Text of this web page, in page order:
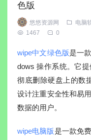
色版
悠悠资源网 电脑
1467
0
wipe中文绿色版是一
dows 操作系统。它
彻底删除硬盘上的数
设计注重安全性和易
数据的用户。
wipe电脑版是一款免